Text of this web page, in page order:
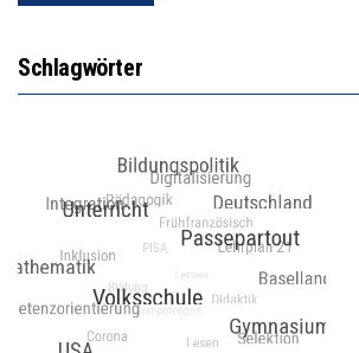
Schlagwörter